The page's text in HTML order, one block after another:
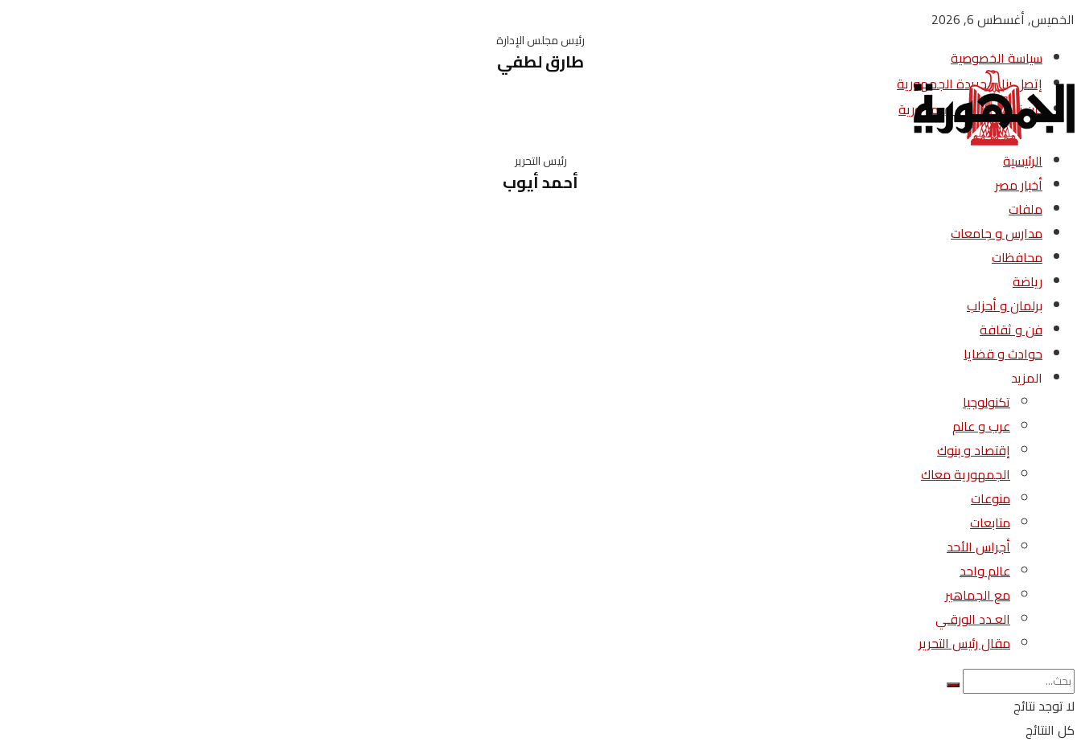
الخميس, أغسطس 6, 2026
سياسة الخصوصية
إتصل بنا – جريدة الجمهورية
من نحن – جريدة الجمهورية
رئيس مجلس الإدارة
طارق لطفي
رئيس التحرير
أحمد أيوب
الرئيسية
أخبار مصر
ملفات
مدارس و جامعات
محافظات
رياضة
برلمان و أحزاب
فن و ثقافة
حوادث و قضايا
المزيد
تكنولوجيا
عرب و عالم
إقتصاد و بنوك
الجمهورية معاك
منوعات
متابعات
أجراس الأحد
عالم واحد
مع الجماهير
العـدد الورقـي
مقال رئيس التحرير
لا توجد نتائج
كل النتائج